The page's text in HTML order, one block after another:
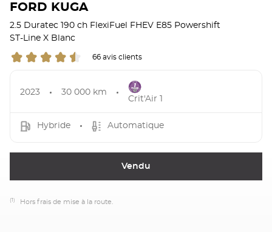
FORD KUGA
2.5 Duratec 190 ch FlexiFuel FHEV E85 Powershift
ST-Line X Blanc
66 avis clients
2023 30 000 km
Crit'Air 1
Hybride Automatique
Vendu
(1) Hors frais de mise à la route.